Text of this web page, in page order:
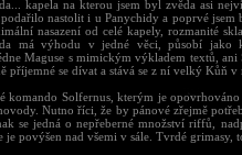
kapela na kterou jsem byl zvěda asi
nastolit i u Panychidy a poprvé
nasazení od celé kapely, rozmanité
má výhodu v jedné věci, působí jako
Maguse s mimickým výkladem textů,
příjemné se dívat a stává se z ní velký Kůň v
komando Solfernus, kterým je
Nutno říci, že by pánové zřejmě
se jedná o nepřeberné množství riffů,
je povýšen nad všemi v sále. Tvrdé grimasy,